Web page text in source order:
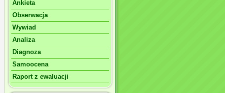
Ankieta
Obserwacja
Wywiad
Analiza
Diagnoza
Samoocena
Raport z ewaluacji